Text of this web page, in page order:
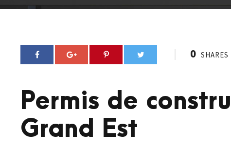
0 SHARES
Permis de
Grand Est